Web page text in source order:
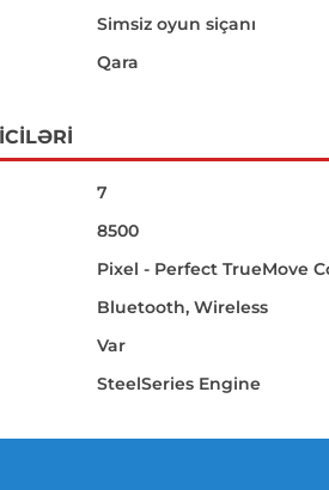
Simsiz oyun siçanı
Qara
7
8500
Pixel - Perfect TrueMove
Bluetooth, Wireless
Var
SteelSeries Engine